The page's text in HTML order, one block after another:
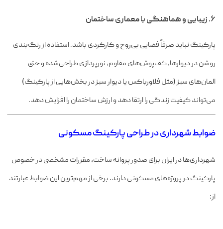
۶. زیبایی و هماهنگی با معماری ساختمان
پارکینگ نباید صرفاً فضایی بی‌روح و کارکردی باشد. استفاده از رنگ‌بندی
روشن در دیوارها، کف‌پوش‌های مقاوم، نورپردازی طراحی‌شده و حتی
المان‌های سبز (مثل فلاورباکس یا دیوار سبز در بخش‌هایی از پارکینگ)
می‌تواند کیفیت زندگی را ارتقا دهد و ارزش ساختمان را افزایش دهد.
ضوابط شهرداری در طراحی پارکینگ مسکونی
شهرداری‌ها در ایران برای صدور پروانه ساخت، مقررات مشخصی در خصوص
پارکینگ در پروژه‌های مسکونی دارند. برخی از مهم‌ترین این ضوابط عبارتند
از: